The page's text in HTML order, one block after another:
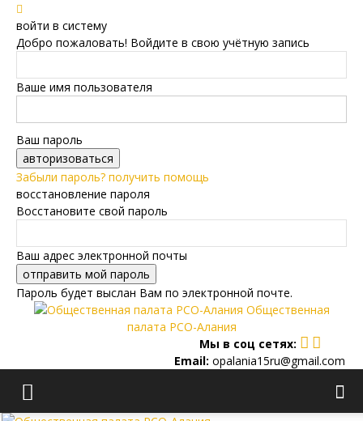
войти в систему
Добро пожаловать! Войдите в свою учётную запись
Ваше имя пользователя
Ваш пароль
Забыли пароль? получить помощь
восстановление пароля
Восстановите свой пароль
Ваш адрес электронной почты
Пароль будет выслан Вам по электронной почте.
Общественная
палата РСО-Алания
Мы в соц сетях:
Email: opalania15ru@gmail.com